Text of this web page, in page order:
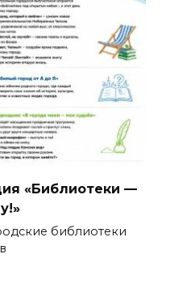
«Библиотеки —
библиотеки